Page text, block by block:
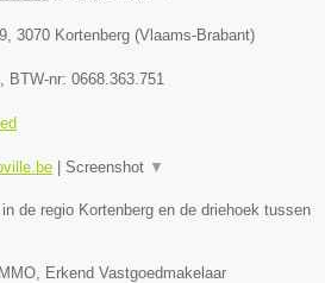
, 3070 Kortenberg (Vlaams-Brabant)
, BTW-nr: 0668.363.751
Screenshot ▼
de regio Kortenberg en de driehoek tussen
Erkend Vastgoedmakelaar